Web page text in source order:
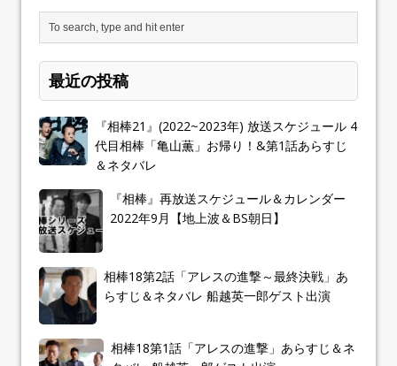
最近の投稿
『相棒21』(2022~2023年) 放送スケジュール 4
代目相棒「亀山薫」お帰り！&第1話あらすじ
＆ネタバレ
『相棒』再放送スケジュール＆カレンダー
2022年9月【地上波＆BS朝日】
相棒18第2話「アレスの進撃～最終決戦」あ
らすじ＆ネタバレ 船越英一郎ゲスト出演
相棒18第1話「アレスの進撃」あらすじ＆ネ